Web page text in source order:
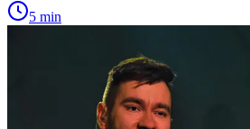
5 min